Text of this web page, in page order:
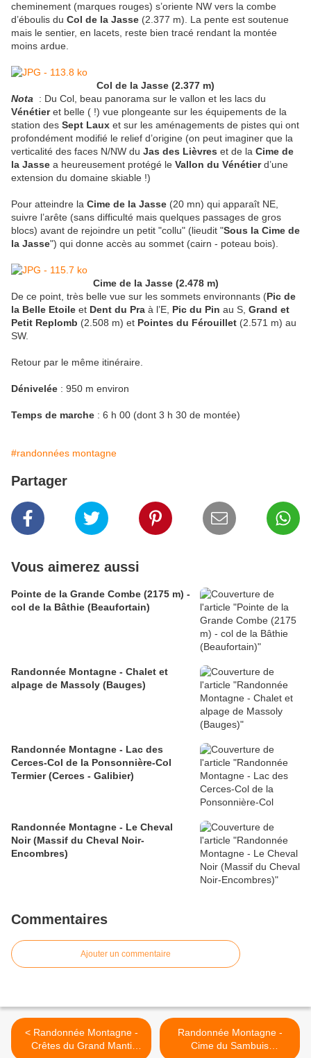
cheminement (marques rouges) s’oriente NW vers la combe
d’éboulis du Col de la Jasse (2.377 m). La pente est soutenue
mais le sentier, en lacets, reste bien tracé rendant la montée
moins ardue.
Col de la Jasse (2.377 m)
Nota : Du Col, beau panorama sur le vallon et les lacs du
Vénétieret belle ( !) vue plongeante sur les équipements de la
station des Sept Laux et sur les aménagements de pistes qui ont
profondément modifié le relief d’origine (on peut imaginer que la
verticalité des faces N/NW du Jas des Lièvres et de la Cime de
la Jasse a heureusement protégé le Vallon du Vénétierd’une
extension du domaine skiable !)
Pour atteindre la Cime de la Jasse (20 mn) qui apparaît NE,
suivre l’arête (sans difficulté mais quelques passages de gros
blocs) avant de rejoindre un petit "collu" (lieudit "Sous la Cime de
la Jasse") qui donne accès au sommet (cairn - poteau bois).
Cime de la Jasse (2.478 m)
De ce point, très belle vue sur les sommets environnants (Pic de
la Belle Etoile et Dent du Pra à l’E, Pic du Pin au S, Grand et
Petit Replomb (2.508 m) et Pointes du Férouillet (2.571 m) au
SW.
Retour par le même itinéraire.
Dénivelée : 950 m environ
Temps de marche : 6 h 00 (dont 3 h 30 de montée)
#randonnées montagne
Partager
Vous aimerez aussi
Pointe de la Grande Combe (2175 m) -
col de la Bâthie (Beaufortain)
Randonnée Montagne - Chalet et
alpage de Massoly (Bauges)
Randonnée Montagne - Lac des
Cerces-Col de la Ponsonnière-Col
Termier (Cerces - Galibier)
Randonnée Montagne - Le Cheval
Noir (Massif du Cheval Noir-
Encombres)
Commentaires
Ajouter un commentaire
< Randonnée Montagne -
Crêtes du Grand Manti
Randonnée Montagne -
Cime du Sambuis